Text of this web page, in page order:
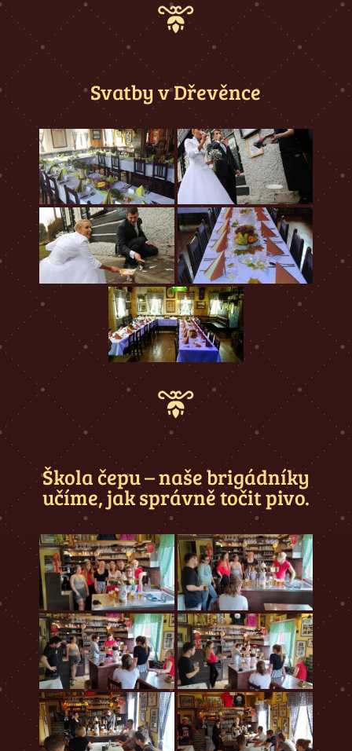
Svatby v Dřevěnce
Škola čepu – naše brigádníky
učíme, jak správně točit pivo.